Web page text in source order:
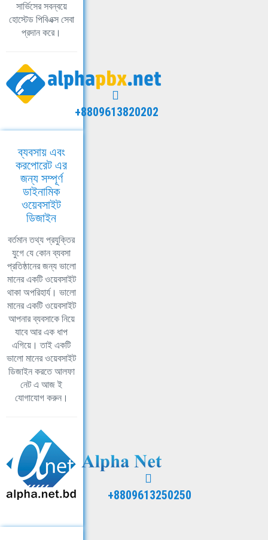
সার্ভিসের সবন্বয়ে
হোস্টেড পিবিএক্স সেবা
প্রদান করে।
+8809613820202
ব্যবসায় এবং
করপোরেট এর
জন্য সম্পূর্ণ
ডাইনামিক
ওয়েবসাইট
ডিজাইন
বর্তমান তথ্য প্রযুক্তির
যুগে যে কোন ব্যবসা
প্রতিষ্ঠানের জন্য ভালো
মানের একটি ওয়েবসাইট
থাকা অপরিহার্য। ভালো
মানের একটি ওয়েবসাইট
আপনার ব্যবসাকে নিয়ে
যাবে আর এক ধাপ
এগিয়ে। তাই একটি
ভালো মানের ওয়েবসাইট
ডিজাইন করতে আলফা
নেট এ আজ ই
যোগাযোগ করুন।
+8809613250250